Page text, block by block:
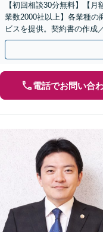
【初回相談30分無料】【
業数2000社以上】各業種の
ビスを提供。契約書の作成
的財産等、お任せください
電話でお問い合